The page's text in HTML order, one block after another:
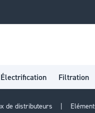
Électrification Filtration
de distributeurs